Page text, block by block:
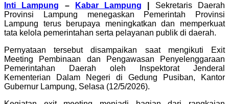
Inti Lampung – Kabar Lampung
Sekretaris Daerah
Provinsi Lampung menegaskan Pemerintah Provinsi
Lampung terus berupaya meningkatkan dan memperkuat
tata kelola pemerintahan serta pelayanan publik di daerah.
Pernyataan tersebut disampaikan saat mengikuti Exit
Meeting Pembinaan dan Pengawasan Penyelenggaraan
Pemerintahan Daerah oleh Inspektorat Jenderal
Kementerian Dalam Negeri di Gedung Pusiban, Kantor
Gubernur Lampung, Selasa (12/5/2026).